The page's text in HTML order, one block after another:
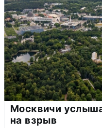
Москвичи
на взрыв